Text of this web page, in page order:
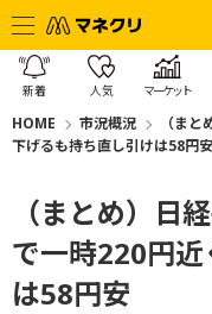
新着 人気 マーケット
HOME 市況概況
（ま
下げるも持ち直し引けは58円安
（まとめ）日
で一時220円
は58円安